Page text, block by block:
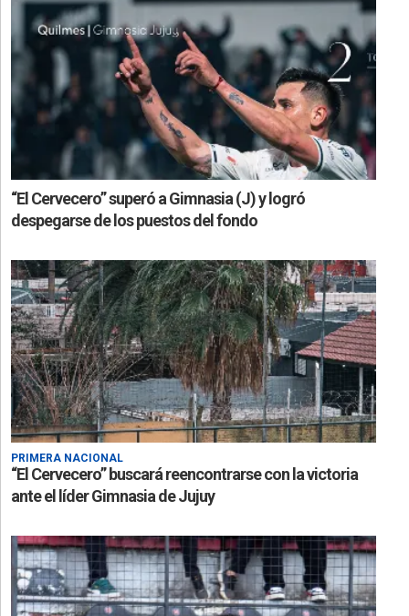
“El Cervecero” superó a Gimnasia (J) y logró
despegarse de los puestos del fondo
PRIMERA NACIONAL
“El Cervecero” buscará reencontrarse con la victoria
ante el líder Gimnasia de Jujuy